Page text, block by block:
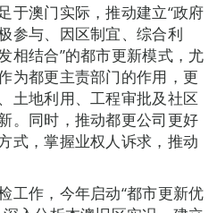
于澳门实际，推动建立“政府
参与、因区制宜、综合利
相结合”的都市更新模式，尤
为都更主责部门的作用，更
土地利用、工程审批及社区
。同时，推动都更公司更好
式，掌握业权人诉求，推动
工作，今年启动“都市更新优